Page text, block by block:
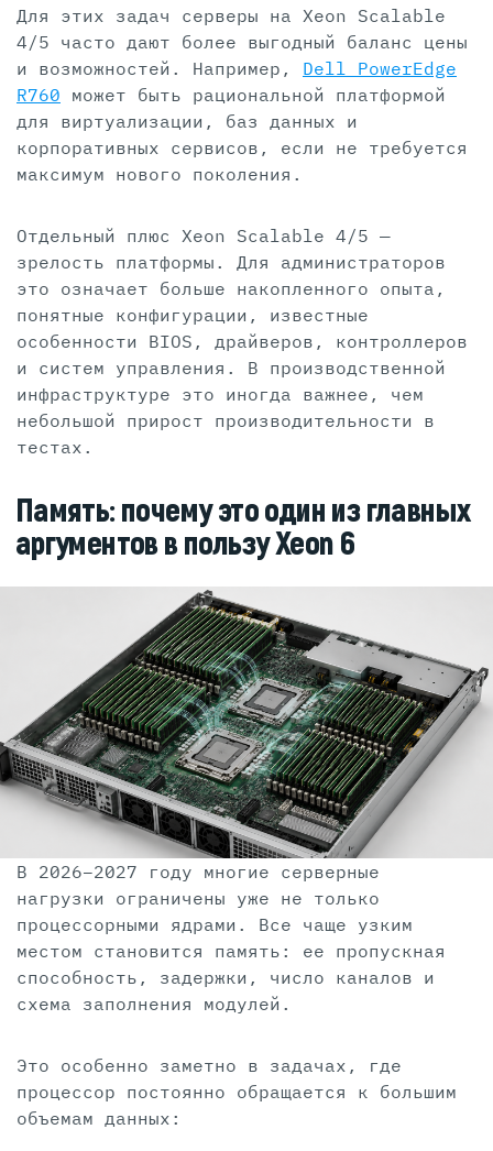
Для этих задач серверы на Xeon Scalable
4/5 часто дают более выгодный баланс цены
и возможностей. Например, Dell PowerEdge
R760 может быть рациональной платформой
для виртуализации, баз данных и
корпоративных сервисов, если не требуется
максимум нового поколения.
Отдельный плюс Xeon Scalable 4/5 —
зрелость платформы. Для администраторов
это означает больше накопленного опыта,
понятные конфигурации, известные
особенности BIOS, драйверов, контроллеров
и систем управления. В производственной
инфраструктуре это иногда важнее, чем
небольшой прирост производительности в
тестах.
Память: почему это один из главных
аргументов в пользу Xeon 6
В 2026–2027 году многие серверные
нагрузки ограничены уже не только
процессорными ядрами. Все чаще узким
местом становится память: ее пропускная
способность, задержки, число каналов и
схема заполнения модулей.
Это особенно заметно в задачах, где
процессор постоянно обращается к большим
объемам данных: